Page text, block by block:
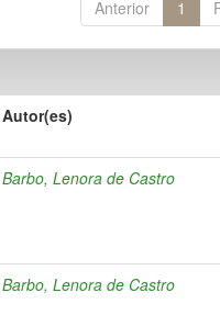
Anterior 1
Autor(es)
Barbo, Lenora de Castro
Barbo, Lenora de Castro